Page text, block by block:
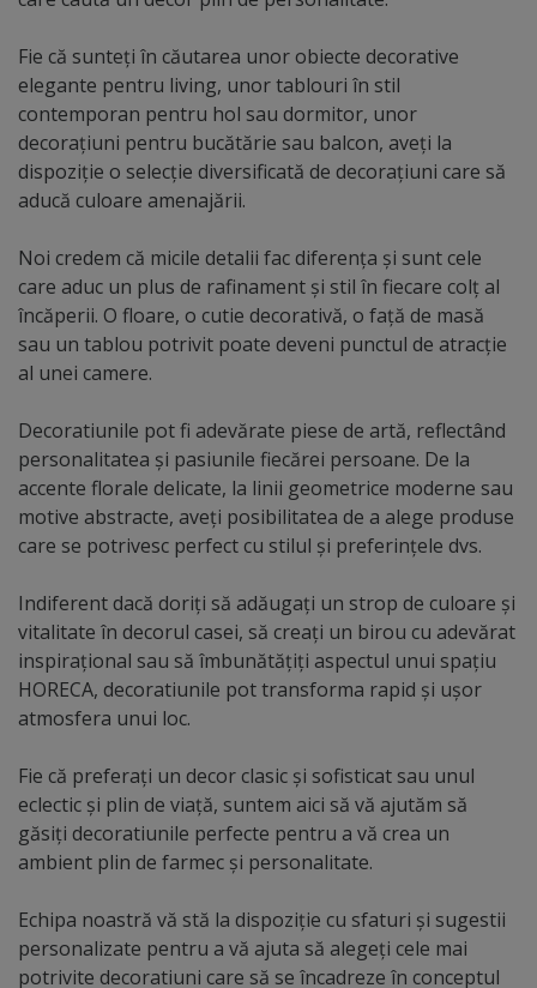
Fie că sunteți în căutarea unor obiecte decorative
elegante pentru living, unor tablouri în stil
contemporan pentru hol sau dormitor, unor
decoraţiuni pentru bucătărie sau balcon, aveți la
dispoziție o selecție diversificată de decoraţiuni care să
aducă culoare amenajării.
Noi credem că micile detalii fac diferența și sunt cele
care aduc un plus de rafinament și stil în fiecare colț al
încăperii. O floare, o cutie decorativă, o faţă de masă
sau un tablou potrivit poate deveni punctul de atracție
al unei camere.
Decoratiunile pot fi adevărate piese de artă, reflectând
personalitatea și pasiunile fiecărei persoane. De la
accente florale delicate, la linii geometrice moderne sau
motive abstracte, aveți posibilitatea de a alege produse
care se potrivesc perfect cu stilul și preferințele dvs.
Indiferent dacă doriți să adăugați un strop de culoare și
vitalitate în decorul casei, să creați un birou cu adevărat
inspirațional sau să îmbunătățiți aspectul unui spațiu
HORECA, decoratiunile pot transforma rapid și ușor
atmosfera unui loc.
Fie că preferați un decor clasic și sofisticat sau unul
eclectic și plin de viață, suntem aici să vă ajutăm să
găsiți decoratiunile perfecte pentru a vă crea un
ambient plin de farmec și personalitate.
Echipa noastră vă stă la dispoziție cu sfaturi și sugestii
personalizate pentru a vă ajuta să alegeți cele mai
potrivite decoratiuni care să se încadreze în conceptul